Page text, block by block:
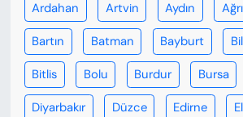
Ardahan Artvin Aydın Ağrı
Bartın Batman Bayburt
Bitlis Bolu Burdur Bursa
Diyarbakır Düzce Edirne